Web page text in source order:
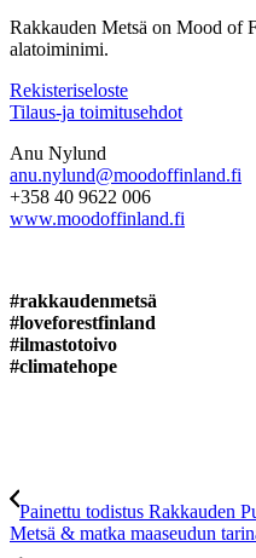
Rakkauden Metsä on Mood of
alatoiminimi.
Rekisteriseloste
Tilaus-ja toimitusehdot
Anu Nylund
anu.nylund@moodoffinland.fi
+358 40 9622 006
www.moodoffinland.fi
#rakkaudenmetsä
#loveforestfinland
#ilmastotoivo
#climatehope
Painettu todistus Rakkauden
Metsä & matka maaseudun